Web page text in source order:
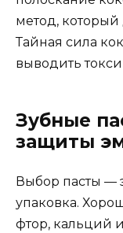
метод, который
Тайная сила
выводить
Зубные
защиты
Выбор пасты —
упаковка.
фтор, кальций